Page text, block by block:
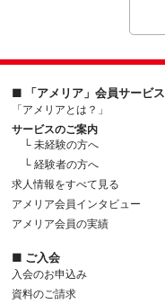
■ 「アメリア」会員サービス
「アメリアとは？」
サービスのご案内
└ 未経験の方へ
└ 経験者の方へ
求人情報をすべて見る
アメリア会員インタビュー
アメリア会員の実績
■ ご入会
入会のお申込み
資料のご請求